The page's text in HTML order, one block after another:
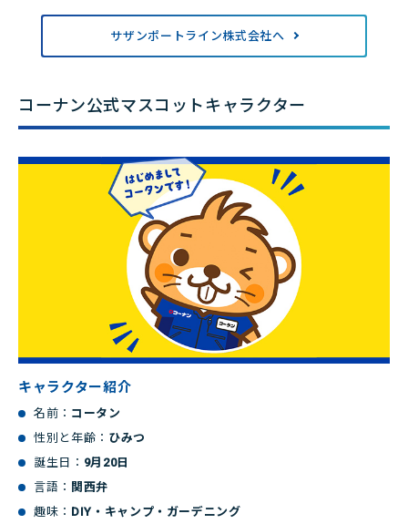
サザンポートライン株式会社へ
コーナン公式マスコットキャラクター
キャラクター紹介
名前： コータン
性別と年齢： ひみつ
誕生日： 9月20日
言語： 関西弁
趣味： DIY・キャンプ・ガーデニング